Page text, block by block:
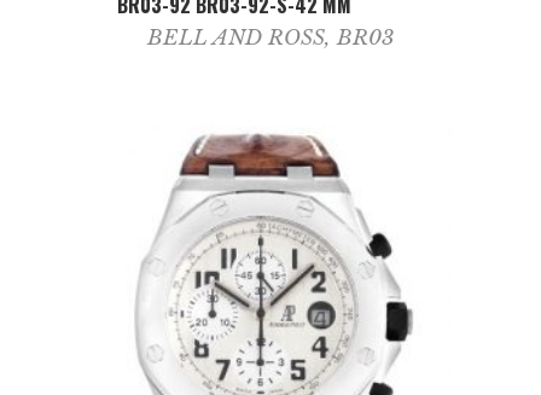
BELL AND ROSS,BR03